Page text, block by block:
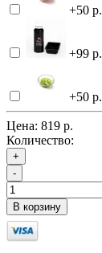
+50 р.
+99 р.
+50 р.
Цена: 819 р.
Количество:
+
-
В корзину